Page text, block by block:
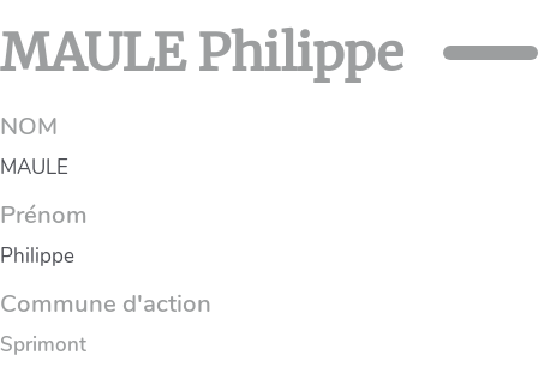
MAULE Philippe
NOM
MAULE
Prénom
Philippe
Commune d'action
Sprimont